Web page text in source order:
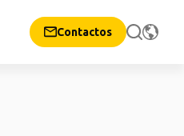
Contactos